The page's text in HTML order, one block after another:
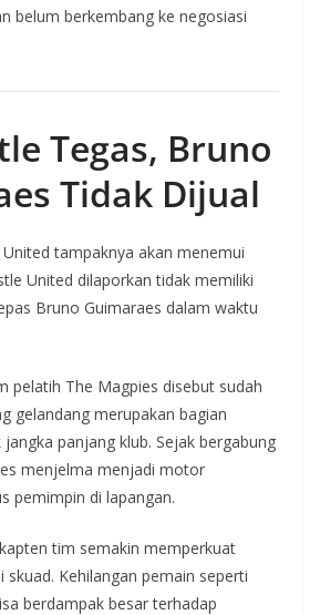
belum berkembang ke negosiasi
Tegas, Bruno
Tidak Dijual
tampaknya akan menemui
United dilaporkan tidak memiliki
Bruno Guimaraes dalam waktu
pelatih The Magpies disebut sudah
gelandang merupakan bagian
panjang klub. Sejak bergabung
menjelma menjadi motor
pemimpin di lapangan.
tim semakin memperkuat
skuad. Kehilangan pemain seperti
berdampak besar terhadap